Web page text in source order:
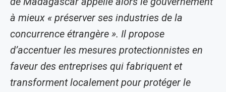
à mieux « préserver ses industries de la
concurrence étrangère ». Il propose
d’accentuer les mesures protectionnistes en
faveur des entreprises qui fabriquent et
transforment localement pour protéger le